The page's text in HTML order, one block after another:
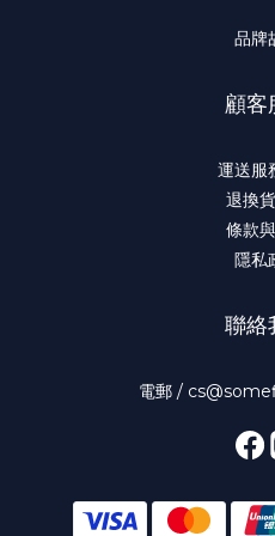
品牌
顧客
運送服
退換
條款
隱私
聯絡
電郵 /